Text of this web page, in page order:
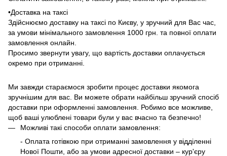
•Доставка на таксі
Здійснюємо доставку на таксі по Києву, у зручний для Вас час,
за умови мінімального замовлення 1000 грн. та повної оплати
замовлення онлайн.
Просимо звернути увагу, що вартість доставки оплачується
окремо при отриманні.
Ми завжди стараємося зробити процес доставки якомога
зручнішим для вас. Ви можете обрати найбільш зручний спосіб
доставки при оформленні замовлення. Робимо все можливе,
щоб ваші улюблені товари були у вас вчасно та безпечно!
Можливі такі способи оплати замовлення:
- Оплата готівкою при отриманні замовлення у відділенні
Нової Пошти, або за умови адресної доставки – кур'єру